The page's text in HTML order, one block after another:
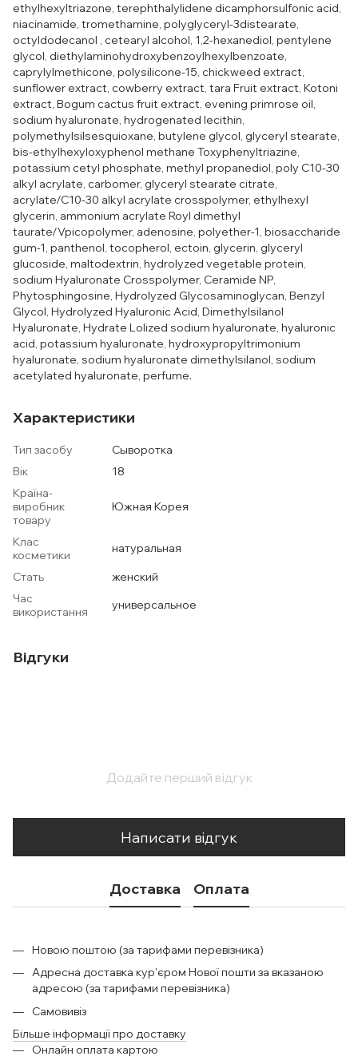
ethylhexyltriazone, terephthalylidene dicamphorsulfonic acid,
niacinamide, tromethamine, polyglyceryl-3distearate,
octyldodecanol , cetearyl alcohol, 1,2-hexanediol, pentylene
glycol, diethylaminohydroxybenzoylhexylbenzoate,
caprylylmethicone, polysilicone-15, chickweed extract,
sunflower extract, cowberry extract, tara Fruit extract, Kotoni
extract, Bogum cactus fruit extract, evening primrose oil,
sodium hyaluronate, hydrogenated lecithin,
polymethylsilsesquioxane, butylene glycol, glyceryl stearate,
bis-ethylhexyloxyphenol methane Toxyphenyltriazine,
potassium cetyl phosphate, methyl propanediol, poly C10-30
alkyl acrylate, carbomer, glyceryl stearate citrate,
acrylate/C10-30 alkyl acrylate crosspolymer, ethylhexyl
glycerin, ammonium acrylate Royl dimethyl
taurate/Vpicopolymer, adenosine, polyether-1, biosaccharide
gum-1, panthenol, tocopherol, ectoin, glycerin, glyceryl
glucoside, maltodextrin, hydrolyzed vegetable protein,
sodium Hyaluronate Crosspolymer, Ceramide NP,
Phytosphingosine, Hydrolyzed Glycosaminoglycan, Benzyl
Glycol, Hydrolyzed Hyaluronic Acid, Dimethylsilanol
Hyaluronate, Hydrate Lolized sodium hyaluronate, hyaluronic
acid, potassium hyaluronate, hydroxypropyltrimonium
hyaluronate, sodium hyaluronate dimethylsilanol, sodium
acetylated hyaluronate, perfume.
Характеристики
Тип засобу
Сыворотка
Вік
18
Країна-
виробник
товару
Южная Корея
Клас
косметики
натуральная
Стать
женский
Час
використання
универсальное
Відгуки
Додайте перший відгук
Написати відгук
Доставка Оплата
Новою поштою (за тарифами перевізника)
Адресна доставка кур'єром Нової пошти за вказаною
адресою (за тарифами перевізника)
Самовивіз
Більше інформації про доставку
Онлайн оплата картою